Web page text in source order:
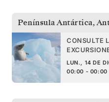
Península Antártica,
CONSULTE
LUN., 14 DE
00:00 - 00:00